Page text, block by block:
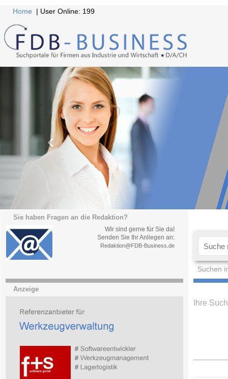
Home | User Online: 199
Sie haben Fragen an die Redaktion?
Wir sind gerne für Sie da!
Senden Sie Ihr Anliegen an:
Redaktion@FDB-Business.de
Suchen
Anzeige
Ihre